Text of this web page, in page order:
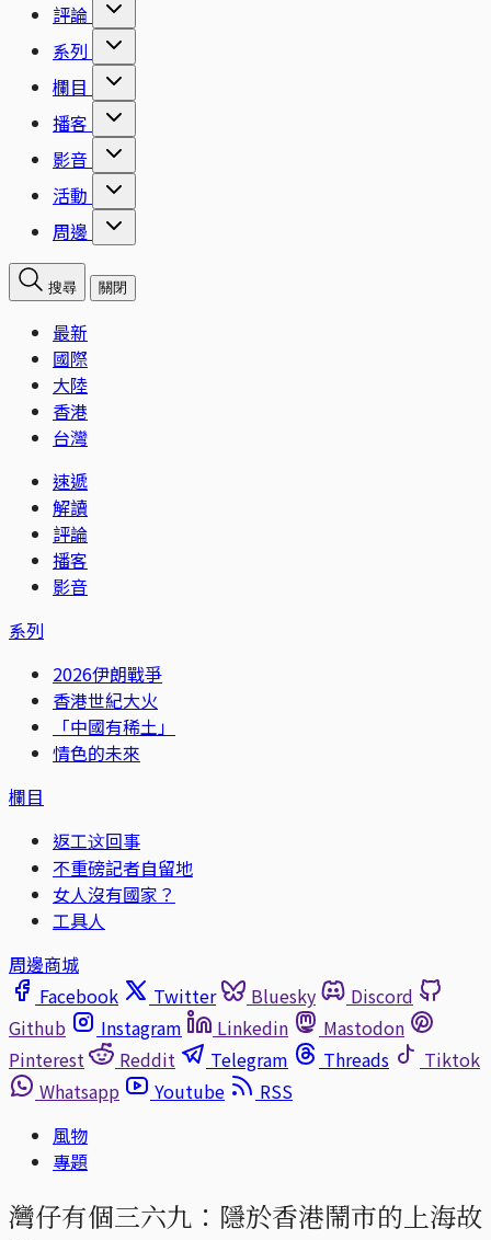
評論
系列
欄目
播客
影音
活動
周邊
搜尋 關閉
最新
國際
大陸
香港
台灣
速遞
解讀
評論
播客
影音
系列
2026伊朗戰爭
香港世紀大火
「中國有稀土」
情色的未來
欄目
返工这回事
不重磅記者自留地
女人沒有國家？
工具人
周邊商城
Facebook
Twitter Bluesky
Discord
Github
Instagram Linkedin
Mastodon
Pinterest
Reddit Telegram Threads
Tiktok
Whatsapp
Youtube
RSS
風物
專題
灣仔有個三六九：隱於香港鬧市的上海故